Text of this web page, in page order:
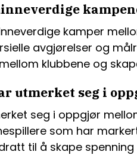
kamper
avgjørelser og
klubbene og
utmerket seg i
seg i oppgjør
som har
til å skape